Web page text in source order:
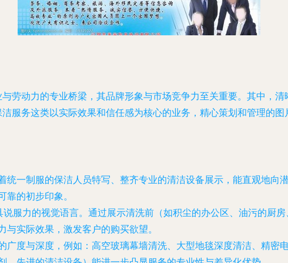
劳动力的专业桥梁，其品牌形象与市场竞争力至关重要。其中，
服务这类以实际效果和信任感为核心的业务，精心策划和管理的
统一制服的保洁人员特写、整齐专业的清洁设备展示，能直观地向
的初步印象。
说服力的视觉语言。通过展示清洗前（如积尘的办公区、油污的厨
实际效果，激发客户的购买欲望。
广度与深度，例如：高空玻璃幕墙清洗、大型地毯深度清洁、精密